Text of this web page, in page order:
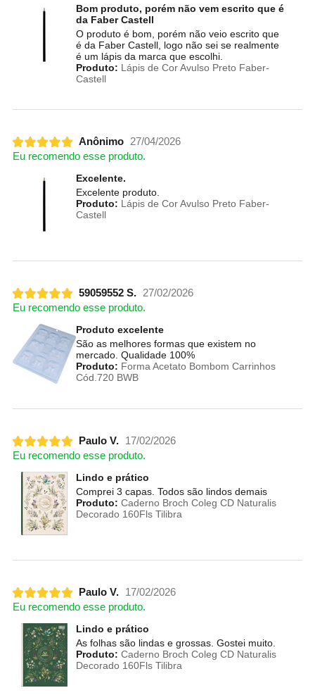
Bom produto, porém não vem escrito que é
da Faber Castell
O produto é bom, porém não veio escrito que
é da Faber Castell, logo não sei se realmente
é um lápis da marca que escolhi.
Produto: Lápis de Cor Avulso Preto Faber-
Castell
Anônimo
27/04/2026
Eu recomendo esse produto.
Excelente.
Excelente produto.
Produto: Lápis de Cor Avulso Preto Faber-
Castell
59059552 S.
27/02/2026
Eu recomendo esse produto.
Produto excelente
São as melhores formas que existem no
mercado. Qualidade 100%
Produto: Forma Acetato Bombom Carrinhos
Cód.720 BWB
Paulo V.
17/02/2026
Eu recomendo esse produto.
Lindo e prático
Comprei 3 capas. Todos são lindos demais
Produto: Caderno Broch Coleg CD Naturalis
Decorado 160Fls Tilibra
Paulo V.
17/02/2026
Eu recomendo esse produto.
Lindo e prático
As folhas são lindas e grossas. Gostei muito.
Produto: Caderno Broch Coleg CD Naturalis
Decorado 160Fls Tilibra